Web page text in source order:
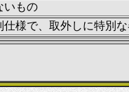
いもの
様で、取外しに特別